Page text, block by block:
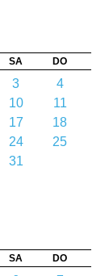
SA DO
3
4
10
11
17
18
24
25
31
SA DO